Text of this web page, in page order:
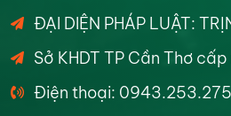
ĐẠI DIỆN PHÁP LUẬT:
Sở KHDT TP Cần Thơ
Điện thoại: 0943.253.275